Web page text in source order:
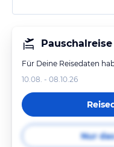
Pauschalreise
Für Deine Reisedaten
10.08. - 08.10.26
Nur